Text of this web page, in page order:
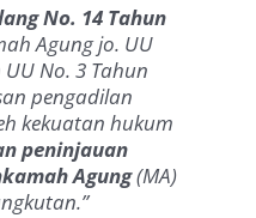
No. 14 Tahun
Agung jo. UU
No. 3 Tahun
pengadilan
kekuatan hukum
peninjauan
Agung(MA)